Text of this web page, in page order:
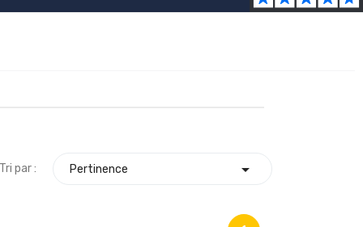
Tri par : Pertinence 